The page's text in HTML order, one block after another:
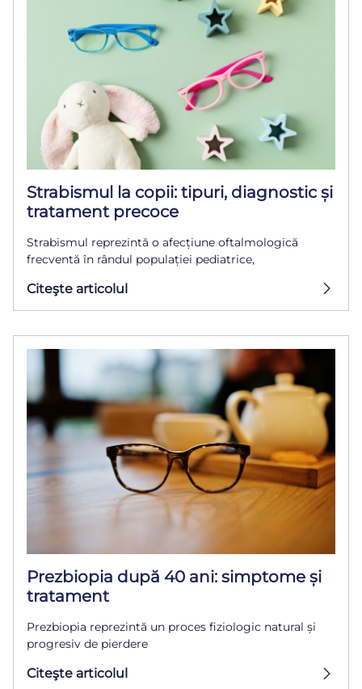
Strabismul la copii: tipuri, diagnostic și
tratament precoce
Strabismul reprezintă o afecțiune oftalmologică
frecventă în rândul populației pediatrice,
Citeşte articolul
Prezbiopia după 40 ani: simptome și
tratament
Prezbiopia reprezintă un proces fiziologic natural și
progresiv de pierdere
Citeşte articolul